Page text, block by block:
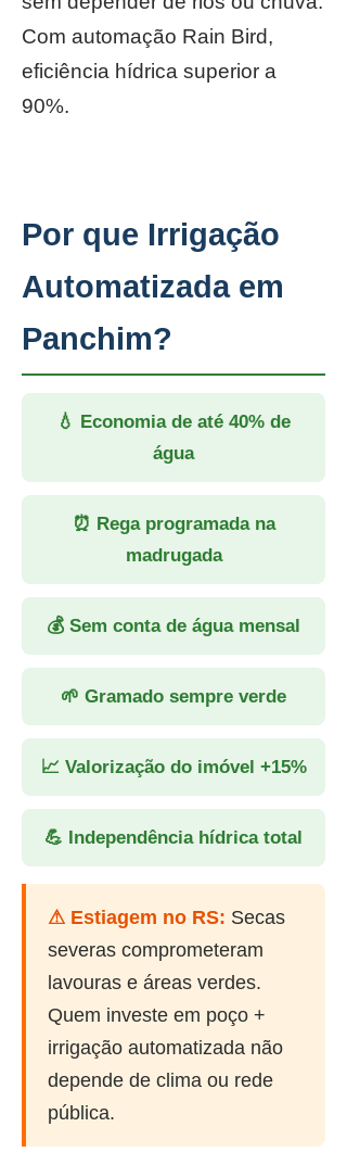
Com automação Rain Bird,
eficiência hídrica superior a
90%.
Por que Irrigação
Automatizada em
Panchim?
💧 Economia de até 40% de
água
⏰ Rega programada na
madrugada
💰 Sem conta de água mensal
🌱 Gramado sempre verde
📈 Valorização do imóvel +15%
💪 Independência hídrica total
⚠ Estiagem no RS: Secas
severas comprometeram
lavouras e áreas verdes.
Quem investe em poço +
irrigação automatizada não
depende de clima ou rede
pública.